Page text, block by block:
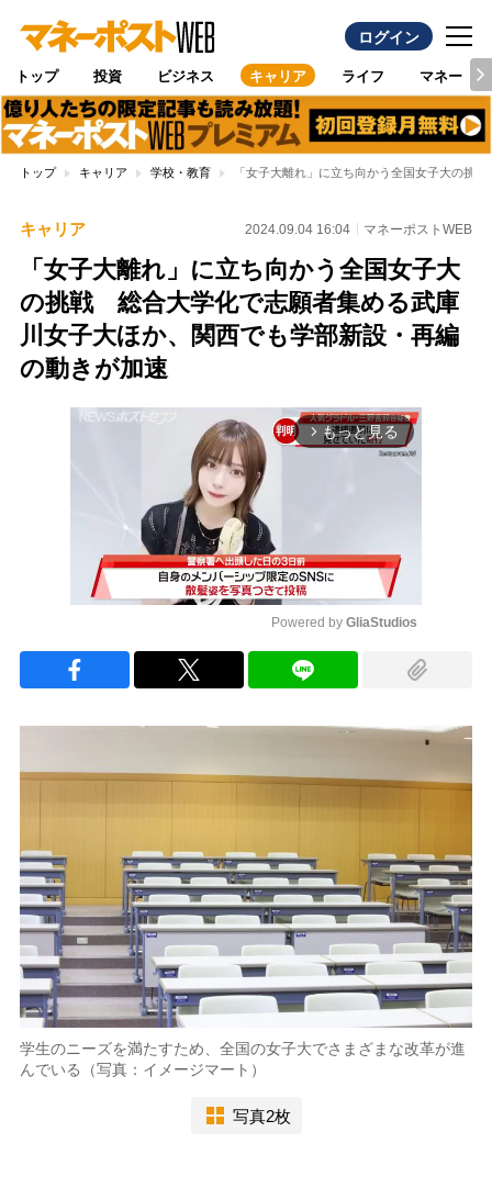
ログイン
トップ 投資 ビジネス キャリア ライフ マネー
トップ キャリア 学校・教育 「女子大離れ」に立ち向かう全国女子大の挑
キャリア 2024.09.04 16:04 マネーポストWEB
「女子大離れ」に立ち向かう全国女子大
の挑戦 総合大学化で志願者集める武庫
川女子大ほか、関西でも学部新設・再編
の動きが加速
arrow_forward_ios もっと見る
Powered by GliaStudios
学生のニーズを満たすため、全国の女子大でさまざまな改革が進
んでいる（写真：イメージマート）
写真2枚